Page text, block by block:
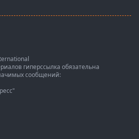
гиперссылка обязательна
сообщений: